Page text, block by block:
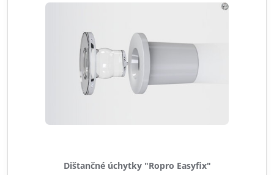
Dištančné úchytky "Ropro Easyfix"